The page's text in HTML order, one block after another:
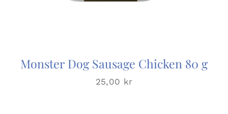
Monster Dog Sausage Chicken 80 g
25,00 kr